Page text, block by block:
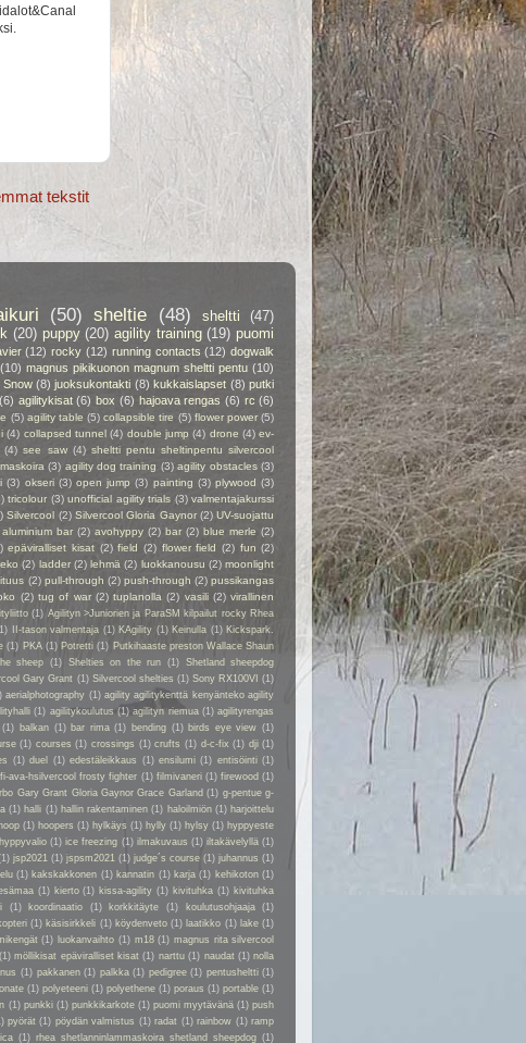
tekstit
(50) sheltie (48) sheltti
(47)
(20) puppy (20) agility training (19) puomi
(12) rocky (12) running contacts (12) dogwalk
(10) magnus pikikuonon magnum sheltti pentu (10)
Snow (8) juoksukontakti (8) kukkaislapset (8) putki
(6) agilitykisat (6) box (6) hajoava rengas (6) rc (6)
(5) agility table (5) collapsible tire (5) flower power (5)
(4) collapsed tunnel (4) double jump (4) drone (4) ev-
(4) see saw (4) sheltti pentu sheltinpentu silvercool
(3) agility dog training (3) agility obstacles (3)
(3) okseri (3) open jump (3) painting (3) plywood (3)
tricolour (3) unofficial agility trials (3) valmentajakurssi
Silvercool (2) Silvercool Gloria Gaynor (2) UV-suojattu
aluminium bar (2) avohyppy (2) bar (2) blue merle (2)
epäviralliset kisat (2) field (2) flower field (2) fun (2)
(2) ladder (2) lehmä (2) luokkanousu (2) moonlight
(2) pull-through (2) push-through (2) pussikangas
(2) tug of war (2) tuplanolla (2) vasili (2) virallinen
(1) Agilityn >Juniorien ja ParaSM kilpailut rocky Rhea
II-tason valmentaja (1) KAgility (1) Keinulla (1) Kickspark.
(1) PKA (1) Potretti (1) Putkihaaste preston Wallace Shaun
sheep (1) Shelties on the run (1)
Shetland sheepdog
Gary Grant (1) Silvercool shelties (1) Sony RX100VI
(1)
aerialphotography (1) agility agilitykenttä kenyänteko agility
(1) agilitykoulutus (1) agilityn riemua (1) agilityrengas
(1) balkan (1) bar rima (1) bending (1) birds eye view (1)
(1) courses (1) crossings (1) crufts (1) d-c-fix (1) dji (1)
(1) duel (1) edestäleikkaus (1) ensilumi (1) entisöinti (1)
ava-hsilvercool frosty fighter (1) filmivaneri (1) firewood (1)
Gary Grant Gloria Gaynor Grace Garland (1) g-pentue g-
(1) halli (1) hallin rakentaminen (1) haloilmiön (1) harjoittelu
hoop (1) hoopers (1) hylkäys (1) hylly (1) hylsy (1) hyppyeste
hyppyvalio (1) ice freezing (1) ilmakuvaus (1) iltakävelyllä (1)
jsp2021 (1) jspsm2021 (1) judge´s course (1) juhannus (1)
(1) kakskakkonen (1) kannatin (1) karja (1) kehikoton (1)
(1) kierto (1) kissa-agility (1) kivituhka (1) kivituhka
(1) koordinaatio (1) korkkitäyte (1) koulutusohjaaja
(1)
(1) käsisirkkeli (1) köydenveto (1) laatikko (1) lake (1)
(1) luokanvaihto (1) m18 (1) magnus rita silvercool
(1) möllikisat epäviralliset kisat (1) narttu (1) naudat (1) nolla
(1) pakkanen (1) palkka (1) pedigree (1) pentusheltti (1)
(1) polyeteeni (1) polyethene (1) poraus (1) portable (1)
(1) punkki (1) punkkikarkote (1) puomi myytävänä (1) push
pyörät (1) pöydän valmistus (1) radat (1) rainbow (1) ramp
(1) rhea shetlanninlammaskoira shetland sheepdog (1)